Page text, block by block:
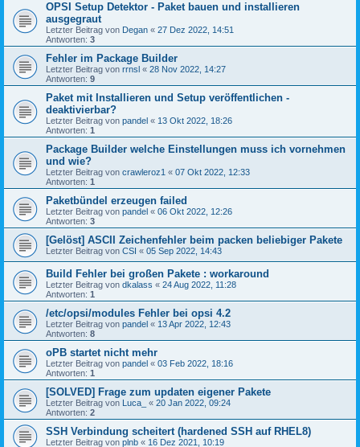
OPSI Setup Detektor - Paket bauen und installieren
ausgegraut
Letzter Beitrag von Degan « 27 Dez 2022, 14:51
Antworten: 3
Fehler im Package Builder
Letzter Beitrag von rrnsl « 28 Nov 2022, 14:27
Antworten: 9
Paket mit Installieren und Setup veröffentlichen -
deaktivierbar?
Letzter Beitrag von pandel « 13 Okt 2022, 18:26
Antworten: 1
Package Builder welche Einstellungen muss ich vornehmen
und wie?
Letzter Beitrag von crawleroz1 « 07 Okt 2022, 12:33
Antworten: 1
Paketbündel erzeugen failed
Letzter Beitrag von pandel « 06 Okt 2022, 12:26
Antworten: 3
[Gelöst] ASCII Zeichenfehler beim packen beliebiger Pakete
Letzter Beitrag von CSI « 05 Sep 2022, 14:43
Build Fehler bei großen Pakete : workaround
Letzter Beitrag von dkalass « 24 Aug 2022, 11:28
Antworten: 1
/etc/opsi/modules Fehler bei opsi 4.2
Letzter Beitrag von pandel « 13 Apr 2022, 12:43
Antworten: 8
oPB startet nicht mehr
Letzter Beitrag von pandel « 03 Feb 2022, 18:16
Antworten: 1
[SOLVED] Frage zum updaten eigener Pakete
Letzter Beitrag von Luca_ « 20 Jan 2022, 09:24
Antworten: 2
SSH Verbindung scheitert (hardened SSH auf RHEL8)
Letzter Beitrag von plnb « 16 Dez 2021, 10:19